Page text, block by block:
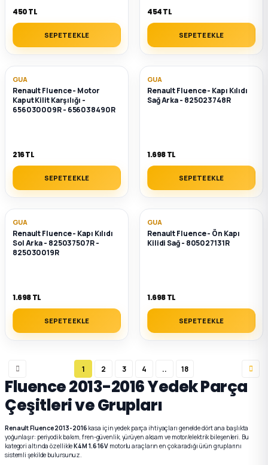
450 TL
SEPETE EKLE
454 TL
SEPETE EKLE
GUA
Renault Fluence - Motor
Kaput Kilit Karşılığı -
656030009R - 656038490R
216 TL
SEPETE EKLE
GUA
Renault Fluence - Kapı Kılıdı
Sağ Arka - 825023748R
1.698 TL
SEPETE EKLE
GUA
Renault Fluence - Kapı Kılıdı
Sol Arka - 825037507R -
825030019R
1.698 TL
SEPETE EKLE
GUA
Renault Fluence - Ön Kapı
Kilidi Sağ - 805027131R
1.698 TL
SEPETE EKLE
1 2 3 4 .. 18
Fluence 2013-2016 Yedek Parça
Çeşitleri ve Grupları
Renault Fluence 2013-2016 kasa için yedek parça ihtiyaçları genelde dört ana başlıkta
yoğunlaşır: periyodik bakım, fren-güvenlik, yürüyen aksam ve motor/elektrik bileşenleri. Bu
kategori altında özellikleK4M 1.6 16V motorlu araçların en çok aradığı ürün gruplarını
sistemli şekilde bulursunuz.